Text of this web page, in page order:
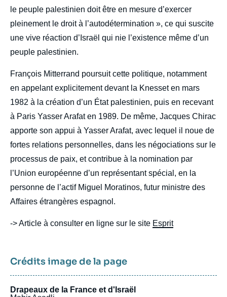
le peuple palestinien doit être en mesure d’exercer
pleinement le droit à l’autodétermination », ce qui suscite
une vive réaction d’Israël qui nie l’existence même d’un
peuple palestinien.
François Mitterrand poursuit cette politique, notamment
en appelant explicitement devant la Knesset en mars
1982 à la création d’un État palestinien, puis en recevant
à Paris Yasser Arafat en 1989. De même, Jacques Chirac
apporte son appui à Yasser Arafat, avec lequel il noue de
fortes relations personnelles, dans les négociations sur le
processus de paix, et contribue à la nomination par
l’Union européenne d’un représentant spécial, en la
personne de l’actif Miguel Moratinos, futur ministre des
Affaires étrangères espagnol.
-> Article à consulter en ligne sur le site Esprit
Crédits image de la page
Drapeaux de la France et d'Israël